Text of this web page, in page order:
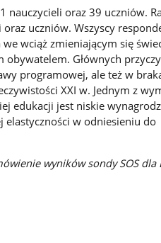
nauczycieli oraz 39 uczniów.
uczniów. Wszyscy
wciąż zmieniającym się
obywatelem. Głównych
programowej, ale też w
XXI w. Jednym z
edukacji jest niskie
elastyczności w odniesieniu do
wyników sondy SOS dla